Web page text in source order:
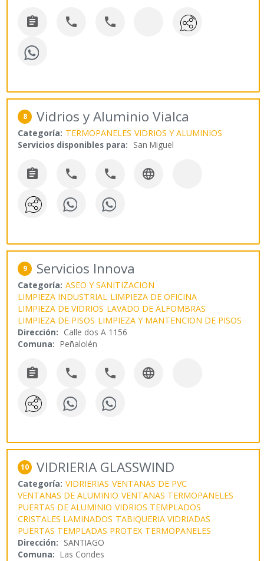
  
8 Vidrios y Aluminio Vialca
Categoría: TERMOPANELES VIDRIOS Y ALUMINIOS
Servicios disponibles para: San Miguel
   
9 Servicios Innova
Categoría: ASEO Y SANITIZACION
LIMPIEZA INDUSTRIAL LIMPIEZA DE OFICINA
LIMPIEZA DE VIDRIOS LAVADO DE ALFOMBRAS
LIMPIEZA DE PISOS LIMPIEZA Y MANTENCION DE PISOS
Dirección: Calle dos A 1156
Comuna: Peñalolén
   
10 VIDRIERIA GLASSWIND
Categoría: VIDRIERIAS VENTANAS DE PVC
VENTANAS DE ALUMINIO VENTANAS TERMOPANELES
PUERTAS DE ALUMINIO VIDRIOS TEMPLADOS
CRISTALES LAMINADOS TABIQUERIA VIDRIADAS
PUERTAS TEMPLADAS PROTEX TERMOPANELES
Dirección: SANTIAGO
Comuna: Las Condes